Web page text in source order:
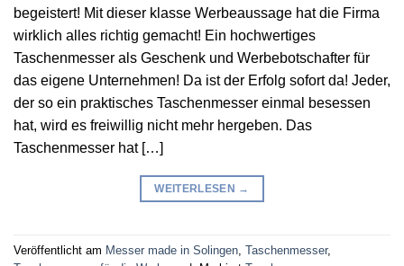
begeistert! Mit dieser klasse Werbeaussage hat die Firma
wirklich alles richtig gemacht! Ein hochwertiges
Taschenmesser als Geschenk und Werbebotschafter für
das eigene Unternehmen! Da ist der Erfolg sofort da! Jeder,
der so ein praktisches Taschenmesser einmal besessen
hat, wird es freiwillig nicht mehr hergeben. Das
Taschenmesser hat […]
WEITERLESEN →
Veröffentlicht am Messer made in Solingen Taschenmesser,